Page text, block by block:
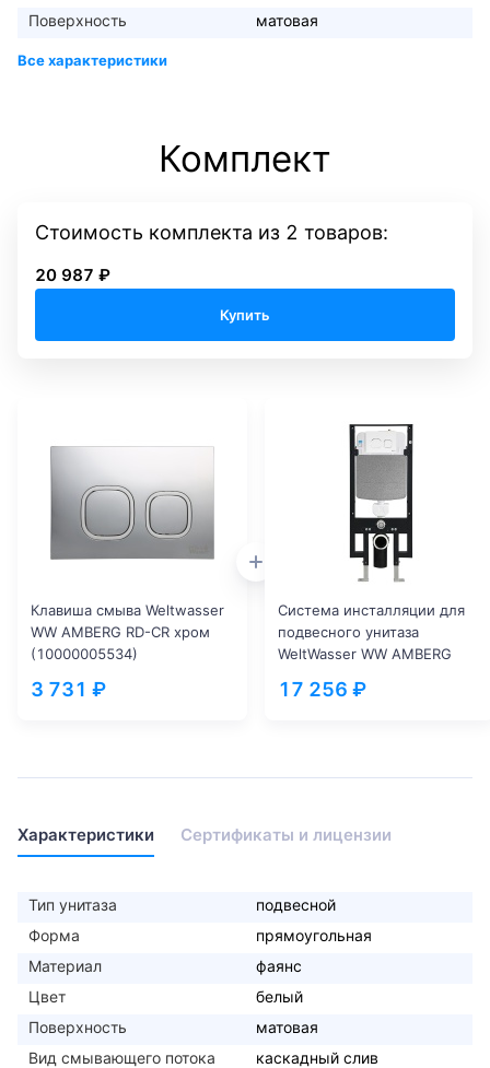
Поверхность
матовая
Комплект
Клавиша смыва Weltwasser
WW AMBERG RD-CR хром
(10000005534)
3 731 ₽
Система инсталляции для
подвесного унитаза
WeltWasser WW AMBERG
17 256 ₽
Стоимость комплекта из 2 товаров:
20 987 ₽
Купить
Характеристики Сертификаты и лицензии
Тип унитаза
подвесной
Форма
прямоугольная
Материал
фаянс
Цвет
белый
Поверхность
матовая
Вид смывающего потока
каскадный слив